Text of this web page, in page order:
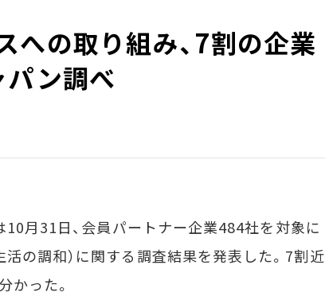
への取り組み、7割の企業
ン調べ
月31日、会員パートナー企業484社を対象に
の調和）に関する調査結果を発表した。7割近
かった。